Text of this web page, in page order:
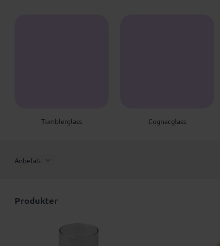
Tumblerglass Cognacglass
Anbefalt
Produkter